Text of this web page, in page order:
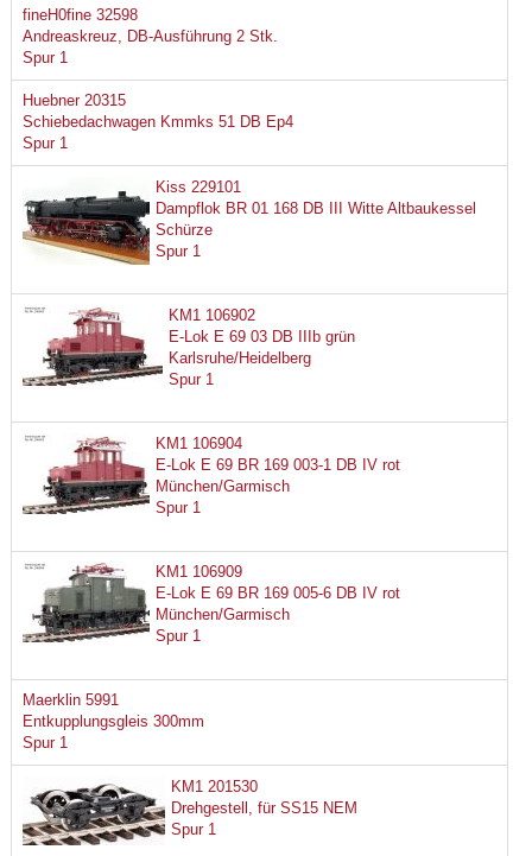
fineH0fine 32598
Andreaskreuz, DB-Ausführung 2 Stk.
Spur 1
Huebner 20315
Schiebedachwagen Kmmks 51 DB Ep4
Spur 1
Kiss 229101
Dampflok BR 01 168 DB III Witte Altbaukessel
Schürze
Spur 1
KM1 106902
E-Lok E 69 03 DB IIIb grün
Karlsruhe/Heidelberg
Spur 1
KM1 106904
E-Lok E 69 BR 169 003-1 DB IV rot
München/Garmisch
Spur 1
KM1 106909
E-Lok E 69 BR 169 005-6 DB IV rot
München/Garmisch
Spur 1
Maerklin 5991
Entkupplungsgleis 300mm
Spur 1
KM1 201530
Drehgestell, für SS15 NEM
Spur 1